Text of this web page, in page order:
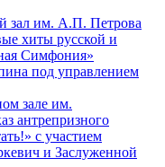
зал им. А.П. Петрова
хиты русской и
Симфония»
под управлением